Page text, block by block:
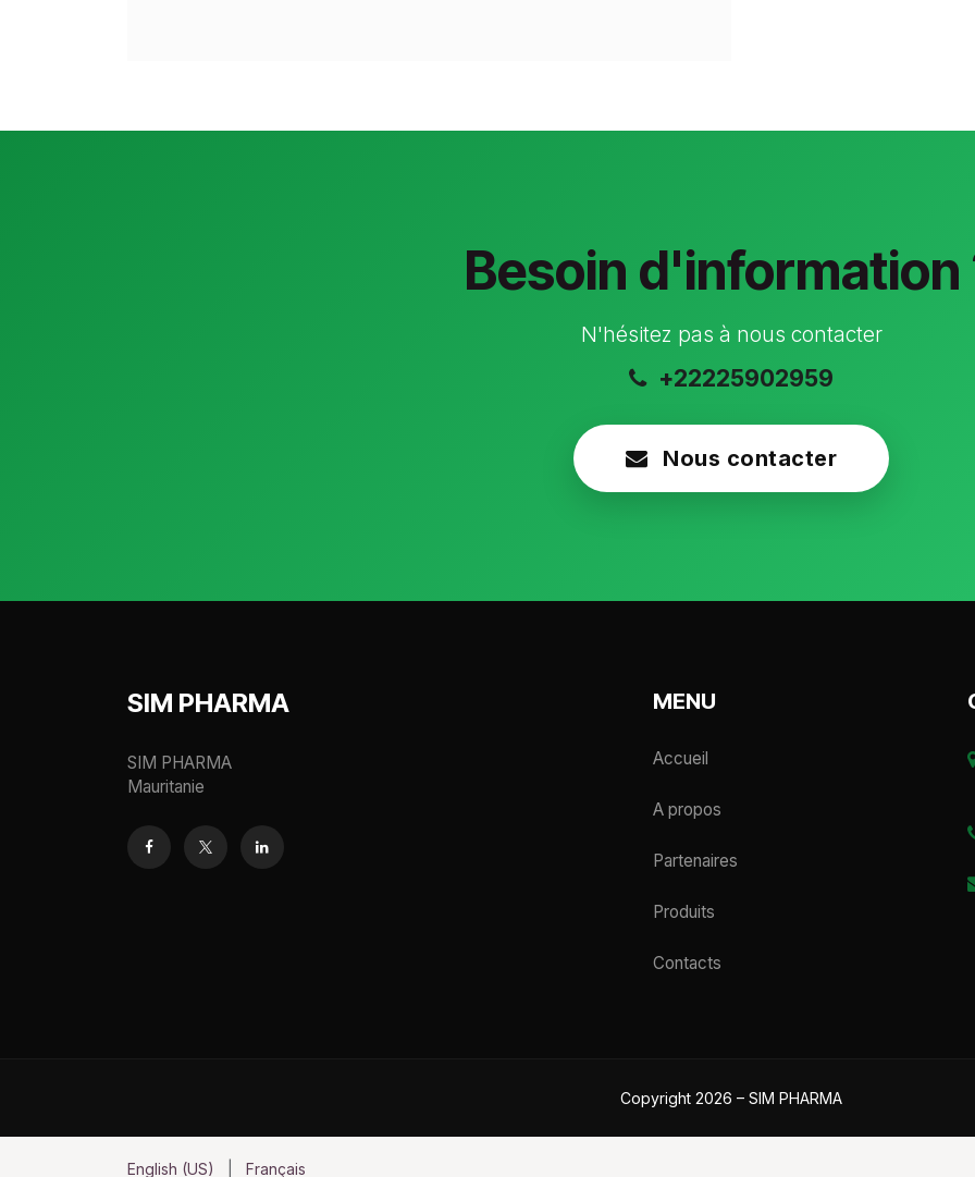
Besoin d'information
N'hésitez pas à nous contacter
+22225902959
Nous contacter
SIM PHARMA
SIM PHARMA
Mauritanie
MENU
Accueil
A propos
Partenaires
Produits
Contacts
Copyright 2026 – SIM PHARMA
English (US) Français